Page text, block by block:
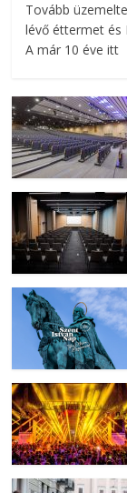
Tovább
lévő éttermet és
A már 10 éve itt